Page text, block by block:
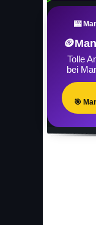
🎰
Tolle
bei
🎯